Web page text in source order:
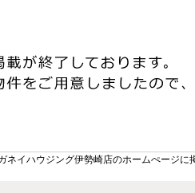
イハウジング伊勢崎店のホームぺージに